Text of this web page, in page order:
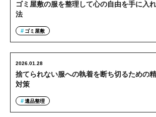
ゴミ屋敷の服を整理して心の自由を手に入
法
ゴミ屋敷
捨てられない服への執着を断ち切るための
対策
2026.01.28
遺品整理